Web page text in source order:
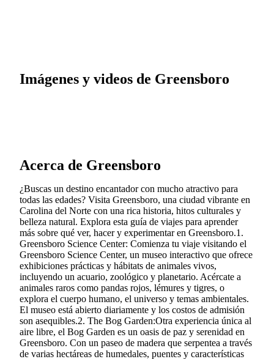
Imágenes y videos de Greensboro
Acerca de Greensboro
¿Buscas un destino encantador con mucho atractivo para
todas las edades? Visita Greensboro, una ciudad vibrante en
Carolina del Norte con una rica historia, hitos culturales y
belleza natural. Explora esta guía de viajes para aprender
más sobre qué ver, hacer y experimentar en Greensboro.1.
Greensboro Science Center: Comienza tu viaje visitando el
Greensboro Science Center, un museo interactivo que ofrece
exhibiciones prácticas y hábitats de animales vivos,
incluyendo un acuario, zoológico y planetario. Acércate a
animales raros como pandas rojos, lémures y tigres, o
explora el cuerpo humano, el universo y temas ambientales.
El museo está abierto diariamente y los costos de admisión
son asequibles.2. The Bog Garden:Otra experiencia única al
aire libre, el Bog Garden es un oasis de paz y serenidad en
Greensboro. Con un paseo de madera que serpentea a través
de varias hectáreas de humedales, puentes y características